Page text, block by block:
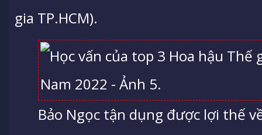
gia TP.HCM).
Bảo Ngọc tận dụng được lợi thế